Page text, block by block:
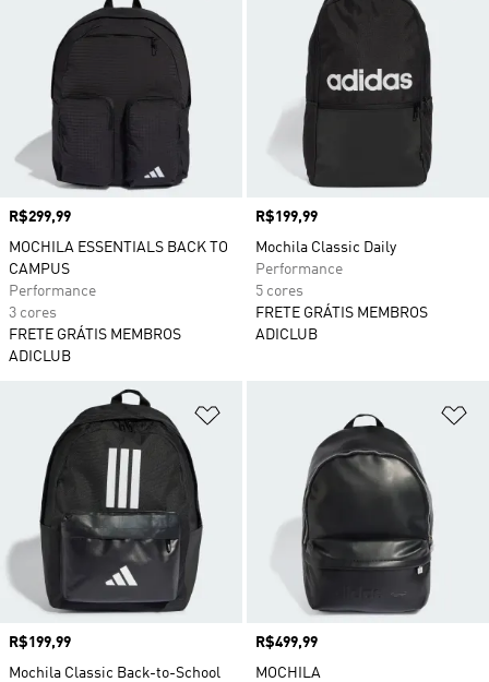
Preço
R$299,99
MOCHILA ESSENTIALS BACK TO
CAMPUS
Performance
3 cores
FRETE GRÁTIS MEMBROS
ADICLUB
Preço
R$199,99
Mochila Classic Daily
Performance
5 cores
FRETE GRÁTIS MEMBROS
ADICLUB
Adicionar à Lista de Desejos
Preço
R$199,99
Mochila Classic Back-to-School
Preço
R$499,99
MOCHILA